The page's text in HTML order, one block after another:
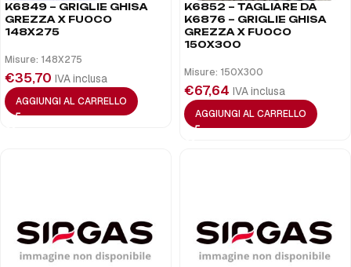
K6849 – GRIGLIE GHISA
GREZZA X FUOCO
148X275
Misure: 148X275
€35,70 IVA inclusa
AGGIUNGI AL CARRELLO
K6852 – TAGLIARE DA
K6876 – GRIGLIE GHISA
GREZZA X FUOCO
150X300
Misure: 150X300
€67,64 IVA inclusa
AGGIUNGI AL CARRELLO